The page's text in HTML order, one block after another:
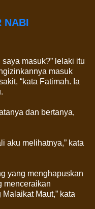
NABI
masuk?” lelaki itu
masuk
“kata Fatimah. Ia
dan bertanya,
aku melihatnya,” kata
yang menghapuskan
menceraikan
Maut,” kata